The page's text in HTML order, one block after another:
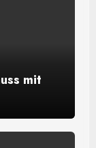
mit